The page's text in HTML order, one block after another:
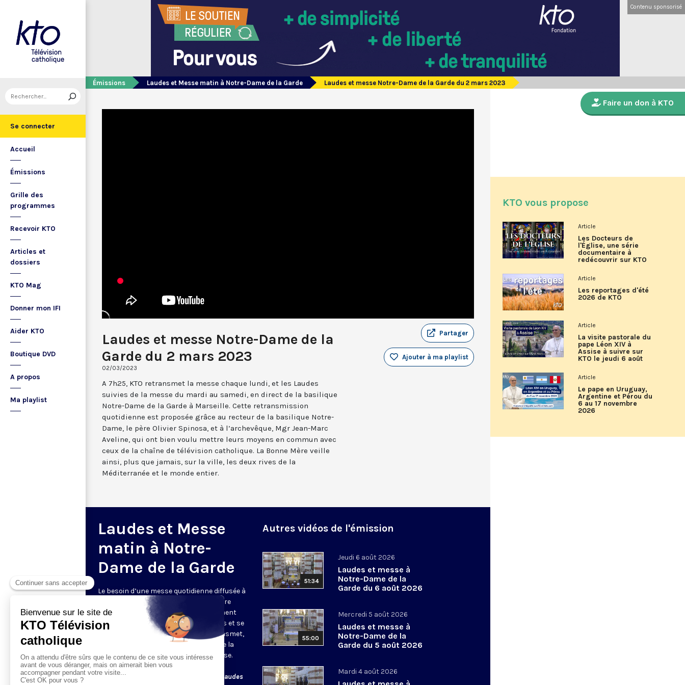
Se connecter
Accueil
Émissions
Grille des
programmes
Recevoir KTO
Articles et
dossiers
KTO Mag
Donner mon IFI
Aider KTO
Boutique DVD
A propos
Ma playlist
Contenu sponsorisé
Émissions Laudes et Messe matin à Notre-Dame de la Garde Laudes et messe Notre-Dame de la Garde du 2 mars 2023
Laudes et messe Notre-Dame de la
Garde du 2 mars 2023
02/03/2023
Partager
Ajouter à ma playlist
A 7h25, KTO retransmet la messe chaque lundi, et les Laudes
suivies de la messe du mardi au samedi, en direct de la basilique
Notre-Dame de la Garde à Marseille. Cette retransmission
quotidienne est proposée grâce au recteur de la basilique Notre-
Dame, le père Olivier Spinosa, et à l’archevêque, Mgr Jean-Marc
Aveline, qui ont bien voulu mettre leurs moyens en commun avec
ceux de la chaîne de télévision catholique. La Bonne Mère veille
ainsi, plus que jamais, sur la ville, les deux rives de la
Méditerranée et le monde entier.
Laudes et Messe
matin à Notre-
Dame de la Garde
Le besoin d’une messe quotidienne diffusée à
la télévision a été exprimé d’une manière
encore plus forte pendant le confinement
dans de nombreux pays francophones et se
maintient depuis la reprise. KTO retransmet,
en direct de la basilique Notre-Dame de la
Garde, à Marseille, les laudes et la messe.
Le lundi à 7h25, la messe
Du mardi au samedi à 7h25, messe avec laudes
Autres vidéos de l'émission
51:34
Jeudi 6 août 2026
Laudes et messe à
Notre-Dame de la
Garde du 6 août 2026
55:00
Mercredi 5 août 2026
Laudes et messe à
Notre-Dame de la
Garde du 5 août 2026
Mardi 4 août 2026
Faire un don à KTO
KTO vous propose
Article
Les Docteurs de
l'Église, une série
documentaire à
redécouvrir sur KTO
Article
Les reportages d'été
2026 de KTO
Article
La visite pastorale du
pape Léon XIV à
Assise à suivre sur
KTO le jeudi 6 août
Article
Le pape en Uruguay,
Argentine et Pérou du
6 au 17 novembre
2026